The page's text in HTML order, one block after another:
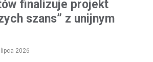
finalizuje projekt
szans” z unijnym
2026